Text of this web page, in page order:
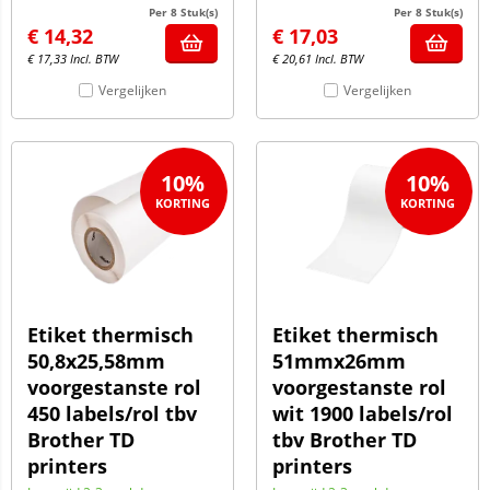
Per 8 Stuk(s)
€ 14,32
€ 17,33 Incl. BTW
Vergelijken
Per 8 Stuk(s)
€ 17,03
€20,61 Incl. BTW
Vergelijken
Etiket thermisch
50,8x25,58mm
voorgestanste rol
450 labels/rol tbv
Brother TD
printers
10%
Etiket thermisch
51mmx26mm
voorgestanste rol
wit 1900 labels/rol
tbv Brother TD
printers
10%